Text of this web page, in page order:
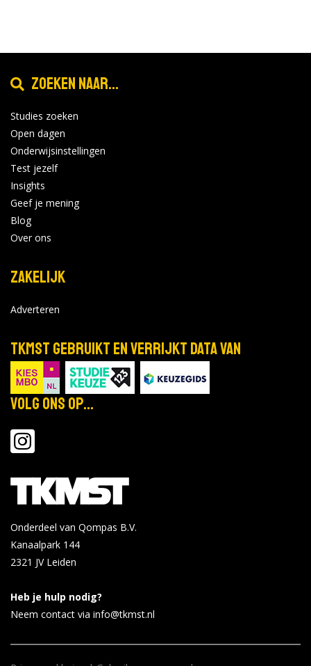
Zoeken naar...
Studies zoeken
Open dagen
Onderwijsinstellingen
Test jezelf
Insights
Geef je mening
Blog
Over ons
Zakelijk
Adverteren
TKMST gebruikt en verrijkt data van
Volg ons op...
Onderdeel van Qompas B.V.
Kanaalpark 144
2321 JV Leiden
Heb je hulp nodig?
Neem contact via info@tkmst.nl